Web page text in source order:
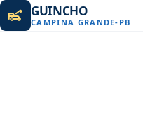
GUINCHO
CAMPINA GRANDE- PB